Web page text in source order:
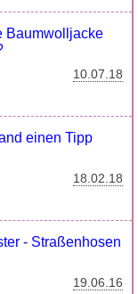
Baumwolljacke
10.07.18
einen Tipp
18.02.18
- Straßenhosen
19.06.16